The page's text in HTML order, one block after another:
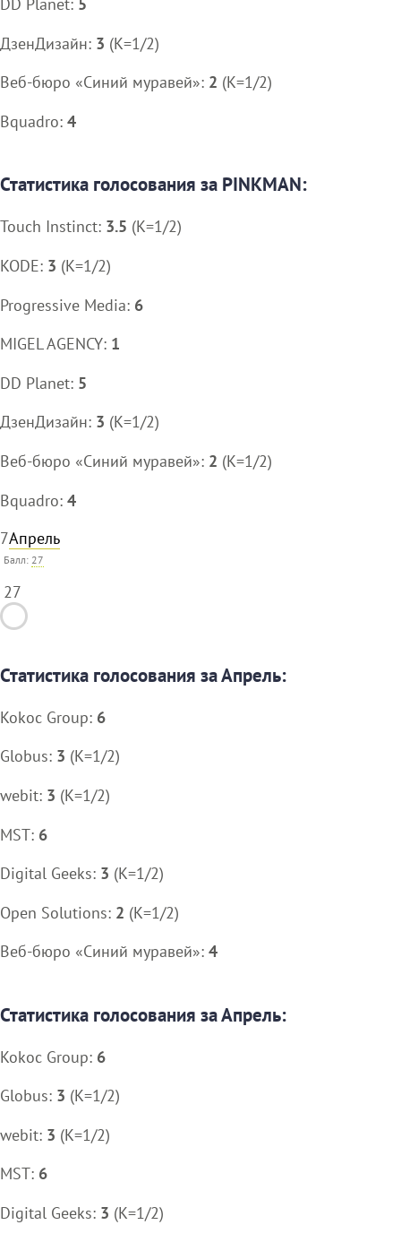
DD Planet: 5
ДзенДизайн: 3 (K=1/2)
Веб-бюро «Синий муравей»: 2 (K=1/2)
Bquadro: 4
Статистика голосования за PINKMAN:
Touch Instinct: 3.5 (K=1/2)
KODE: 3 (K=1/2)
Progressive Media: 6
MIGEL AGENCY: 1
DD Planet: 5
ДзенДизайн: 3 (K=1/2)
Веб-бюро «Синий муравей»: 2 (K=1/2)
Bquadro: 4
7Апрель
Балл: 27
27
Статистика голосования за Апрель:
Kokoc Group: 6
Globus: 3 (K=1/2)
webit: 3 (K=1/2)
MST: 6
Digital Geeks: 3 (K=1/2)
Open Solutions: 2 (K=1/2)
Веб-бюро «Синий муравей»: 4
Статистика голосования за Апрель:
Kokoc Group: 6
Globus: 3 (K=1/2)
webit: 3 (K=1/2)
MST: 6
Digital Geeks: 3 (K=1/2)